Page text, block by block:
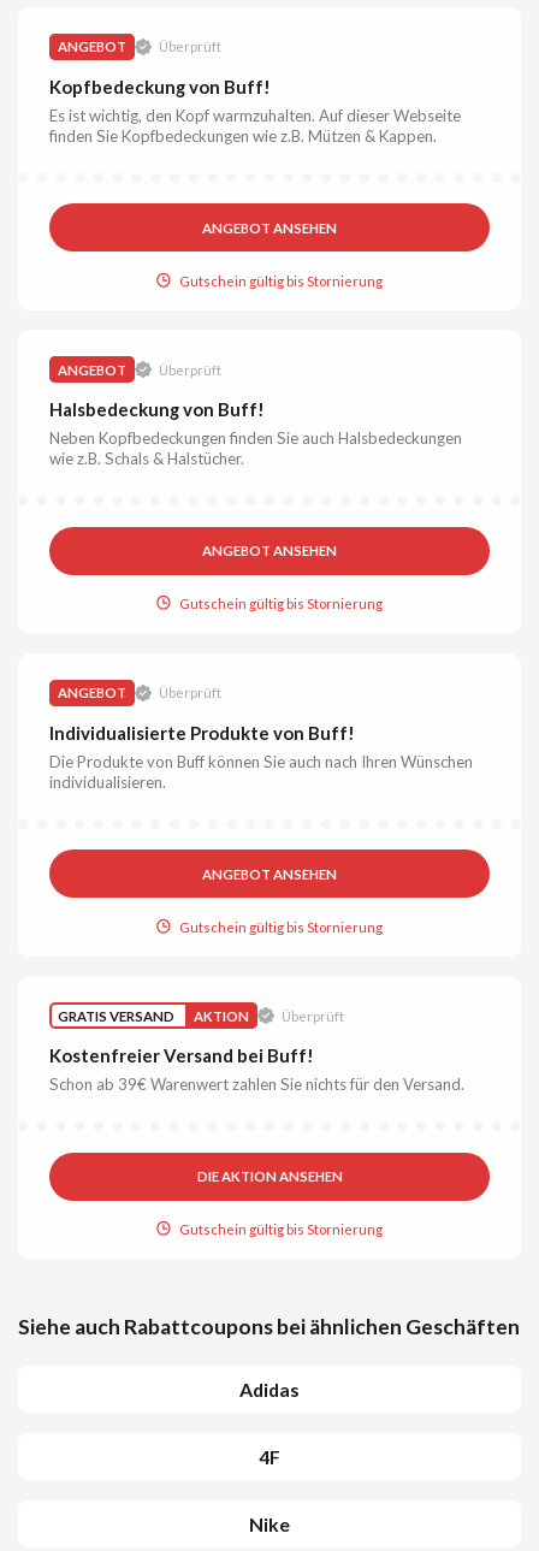
ANGEBOT Überprüft
Kopfbedeckung von Buff!
Es ist wichtig, den Kopf warmzuhalten. Auf dieser Webseite
finden Sie Kopfbedeckungen wie z.B. Mützen & Kappen.
ANGEBOT ANSEHEN
Gutschein gültig bis Stornierung
ANGEBOT Überprüft
Halsbedeckung von Buff!
Neben Kopfbedeckungen finden Sie auch Halsbedeckungen
wie z.B. Schals & Halstücher.
ANGEBOT ANSEHEN
Gutschein gültig bis Stornierung
ANGEBOT Überprüft
Individualisierte Produkte von Buff!
Die Produkte von Buff können Sie auch nach Ihren Wünschen
individualisieren.
ANGEBOT ANSEHEN
Gutschein gültig bis Stornierung
GRATIS VERSAND AKTION Überprüft
Kostenfreier Versand bei Buff!
Schon ab 39€ Warenwert zahlen Sie nichts für den Versand.
DIE AKTION ANSEHEN
Gutschein gültig bis Stornierung
Siehe auch Rabattcoupons bei ähnlichen Geschäften
Adidas
4F
Nike